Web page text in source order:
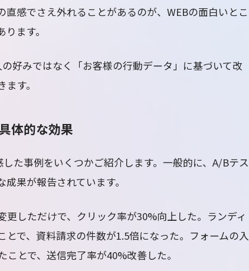
直感でさえ外れることがあるのが、WEBの面白いとこ
ます。
好みではなく「お客様の行動データ」に基づいて改
す。
体的な効果
た事例をいくつかご紹介します。一般的に、A/Bテス
果が報告されています。
更しただけで、クリック率が30%向上した。ランディ
とで、資料請求の件数が1.5倍になった。フォームの入
とで、送信完了率が40%改善した。